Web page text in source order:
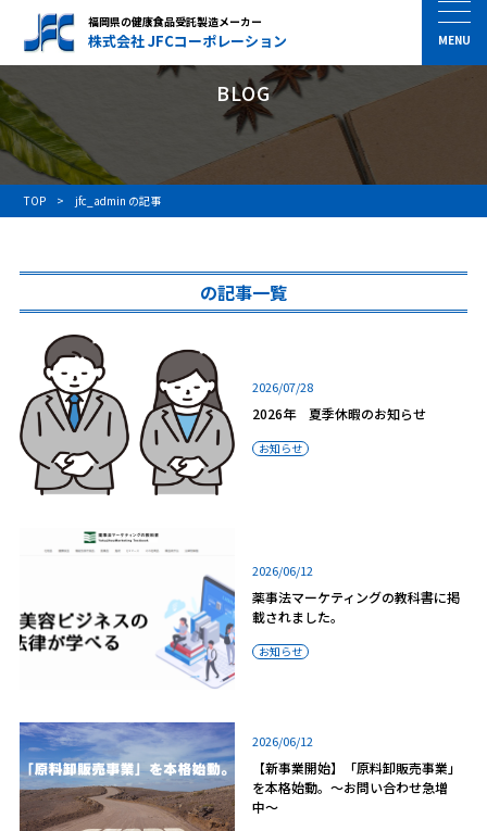
福岡県の健康食品受託製造メーカー
株式会社 JFCコーポレーション
BLOG
TOP jfc_admin の記事
の記事一覧
2026/07/28
2026年 夏季休暇のお知らせ
お知らせ
2026/06/12
薬事法マーケティングの教科書に掲
載されました。
お知らせ
2026/06/12
【新事業開始】「原料卸販売事業」
を本格始動。〜お問い合わせ急増
中〜